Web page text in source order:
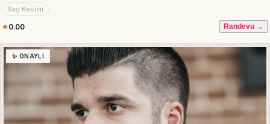
Saç Kesimi
0.00 Randevu →
✨ ONAYLI